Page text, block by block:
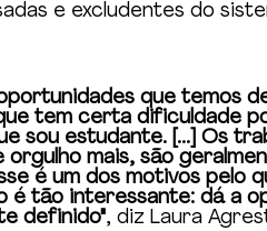
e excludentes do
que temos
tem certa dificuldade
sou estudante. [...] Os
mais, são
é um dos motivos pelo
é tão interessante: dá a
definido", diz Laura